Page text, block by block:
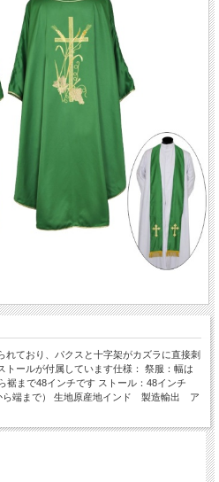
れており、パクスと十字架がカズラに直接刺
トールが付属しています仕様： 祭服：幅は
裾まで48インチです ストール：48インチ
ら端まで） 生地原産地インド 製造輸出 ア